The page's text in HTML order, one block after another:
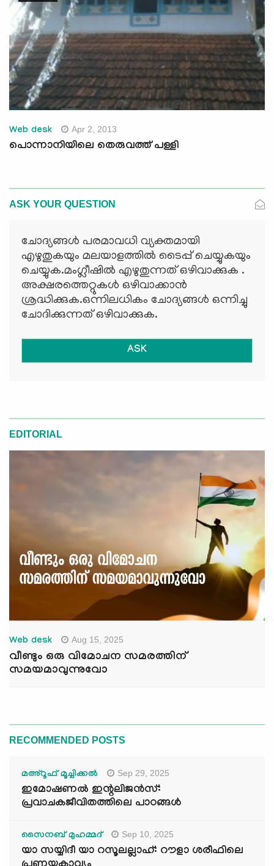
Web desk Apr 2, 2013
പൊന്നാനിയിലെ തെരുവത്ത് പള്ളി
ASK YOUR QUESTION
ചോദ്യങ്ങള്‍ പരമാവധി വ്യക്തമായി
എഴുതുകയും മലയാളത്തില്‍ ടൈപ്പ് ചെയ്യുകയും
ചെയ്യുക.മംഗ്ലീഷില്‍ എഴുതുന്നത് ഒഴിവാക്കുക .
അക്ഷരത്തെറ്റുകള്‍ ഒഴിവാക്കാന്‍
ശ്രദ്ധിക്കുക.ഒന്നിലധികം ചോദ്യങ്ങള്‍ ഒന്നിച്ചു
ചോദിക്കുന്നത് ഒഴിവാക്കുക.
ASK
EDITORIAL
Web desk Aug 15, 2025
വീണ്ടും ഒരു വിമോചന സമരത്തിന്
സമയമാവുന്നുവോ
RECOMMENDED POSTS
മഅ്റൂഫ് മൂച്ചിക്കല്‍ Sep 29, 2025
ഇമോഷണൽ ഇന്റലിജൻസ്:
പ്രവാചകജീവിതത്തിലെ പാഠങ്ങൾ
സൈനബ് മുഹമ്മദ് Sep 10, 2025
യാ സയ്യിദീ യാ റസൂലല്ലാഹ്: റൗളാ ശരീഫിലെ